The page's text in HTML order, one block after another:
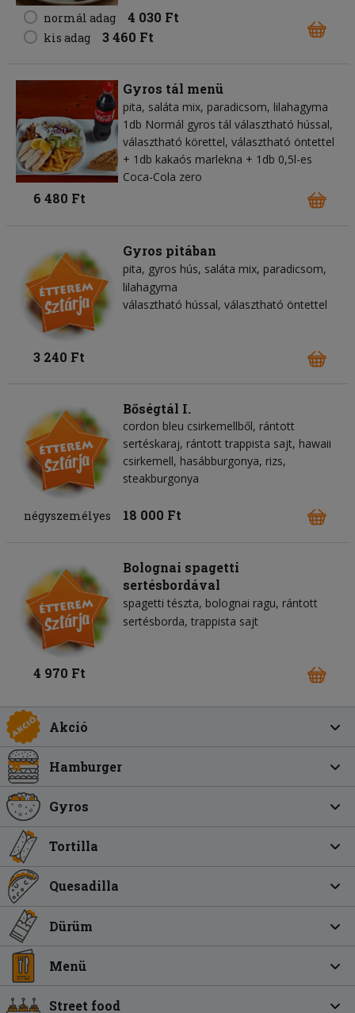
normál adag 4 030 Ft
kis adag 3 460 Ft
Gyros tál menü
pita saláta mix paradicsom lilahagyma
1db Normál gyros tál választható hússal,
választható körettel, választható öntettel
+ 1db kakaós marlekna + 1db 0,5l-es
Coca-Cola zero
6 480 Ft
Gyros pitában
pita gyros hús saláta mix paradicsom
lilahagyma
választható hússal, választható öntettel
3 240 Ft
Bőségtál I.
cordon bleu csirkemellből, rántott
sertéskaraj, rántott trappista sajt, hawaii
csirkemell, hasábburgonya, rizs,
steakburgonya
négyszemélyes 18 000 Ft
Bolognai spagetti
sertésbordával
spagetti tészta bolognai ragu rántott
sertésborda trappista sajt
4 970 Ft
Akció
Hamburger
Gyros
Tortilla
Quesadilla
Dürüm
Menü
Street food